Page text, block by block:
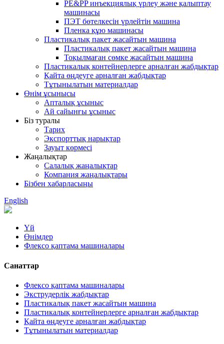
PE&PP инъекциялық үрлеу және қалыптау
машинасы
ПЭТ бөтелкесін үрлейтін машина
Пленка құю машинасы
Пластикалық пакет жасайтын машина
Пластикалық пакет жасайтын машина
Тоқылмаған сөмке жасайтын машина
Пластикалық контейнерлерге арналған жабдықтар
Қайта өңдеуге арналған жабдықтар
Тұтынылатын материалдар
Өнім ұсынысы
Апталық ұсыныс
Ай сайынғы ұсыныс
Біз туралы
Тарих
Экспорттық нарықтар
Зауыт көрмесі
Жаңалықтар
Салалық жаңалықтар
Компания жаңалықтары
Бізбен хабарласыңы
English
Үй
Өнімдер
Флексо қаптама машиналары
Санаттар
Флексо қаптама машиналары
Экструдерлік жабдықтар
Пластикалық пакет жасайтын машина
Пластикалық контейнерлерге арналған жабдықтар
Қайта өңдеуге арналған жабдықтар
Тұтынылатын материалдар